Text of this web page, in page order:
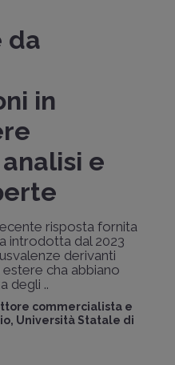
da
in
e
risposta fornita
introdotta dal 2023
derivanti
cha abbiano
degli ..
commercialista e
Università Statale di